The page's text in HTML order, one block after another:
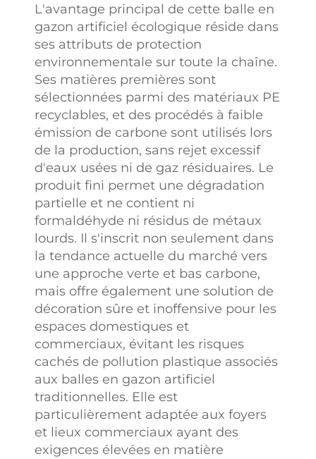
L'avantage principal de cette balle en
gazon artificiel écologique réside dans
ses attributs de protection
environnementale sur toute la chaîne.
Ses matières premières sont
sélectionnées parmi des matériaux PE
recyclables, et des procédés à faible
émission de carbone sont utilisés lors
de la production, sans rejet excessif
d'eaux usées ni de gaz résiduaires. Le
produit fini permet une dégradation
partielle et ne contient ni
formaldéhyde ni résidus de métaux
lourds. Il s'inscrit non seulement dans
la tendance actuelle du marché vers
une approche verte et bas carbone,
mais offre également une solution de
décoration sûre et inoffensive pour les
espaces domestiques et
commerciaux, évitant les risques
cachés de pollution plastique associés
aux balles en gazon artificiel
traditionnelles. Elle est
particulièrement adaptée aux foyers
et lieux commerciaux ayant des
exigences élevées en matière